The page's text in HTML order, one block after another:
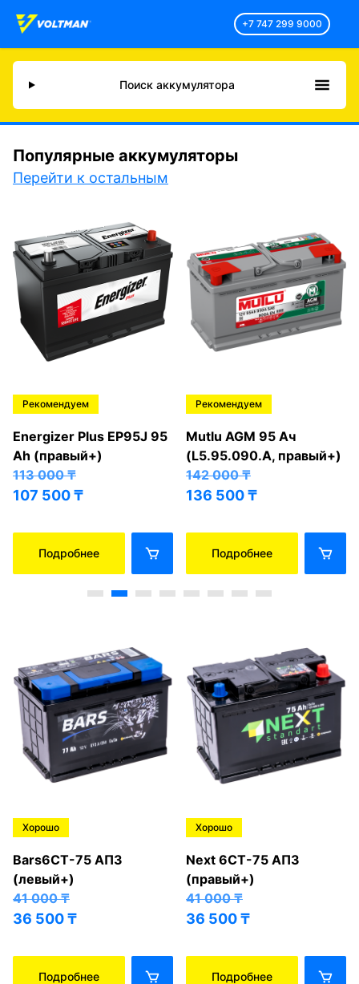
+7 747 299 9000
Поиск аккумулятора
Популярные аккумуляторы
Перейти к остальным
Рекомендуем
Energizer Plus EP95J 95
Ah (правый+)
113 000₸
107 500₸
Подробнее
Рекомендуем
Mutlu AGM 95 Ач
(L5.95.090.A, правый+)
142 000₸
136 500₸
Подробнее
Хорошо
Bars6СТ-75 АПЗ
(левый+)
41 000₸
36 500₸
Подробнее
Хорошо
Next 6СТ-75 АПЗ
(правый+)
41 000₸
36 500₸
Подробнее